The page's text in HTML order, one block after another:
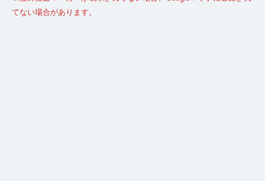
てない場合があります。